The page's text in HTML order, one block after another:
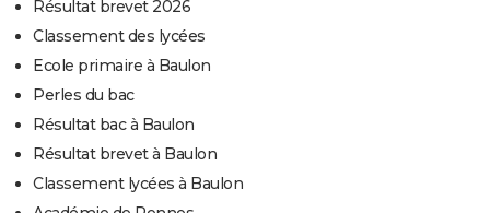
Résultat brevet 2026
Classement des lycées
Ecole primaire à Baulon
Perles du bac
Résultat bac à Baulon
Résultat brevet à Baulon
Classement lycées à Baulon